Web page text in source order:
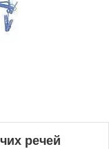
речей